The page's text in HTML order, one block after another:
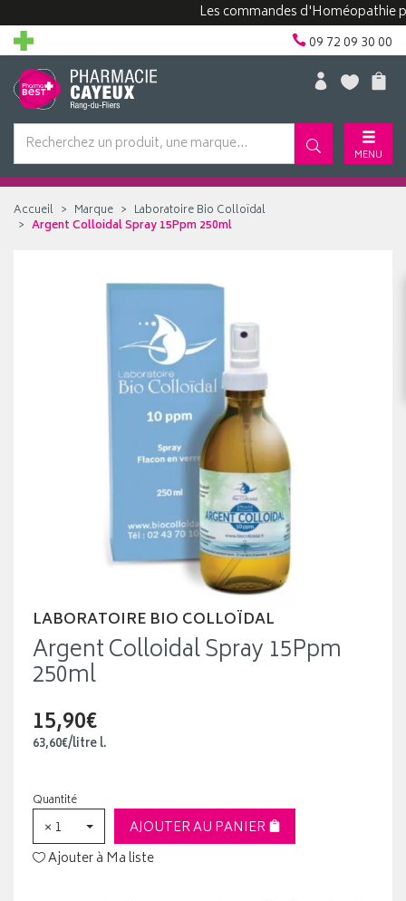
Les commandes d'Homéopathie
09 72 09 30 00
MENU
Accueil Marque
Laboratoire Bio Colloïdal
Argent Colloidal Spray 15Ppm 250ml
LABORATOIRE BIO COLLOÏDAL
Argent Colloidal Spray 15Ppm
250ml
15,90€
63,60€/litrel.
Quantité
× 1
AJOUTER AU PANIER
Ajouter à Ma liste